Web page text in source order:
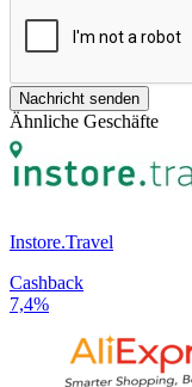
Nachricht senden
Ähnliche Geschäfte
Instore.Travel
Cashback
7,4%